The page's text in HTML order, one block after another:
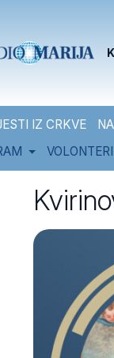
IZ CRKVE
VOLONTERI